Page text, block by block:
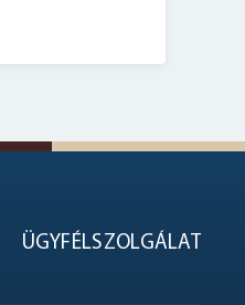
ÜGYFÉLSZOLGÁLAT